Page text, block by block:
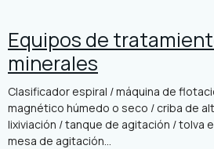
Equipos de
minerales
Clasificador espiral / máquina de
magnético húmedo o seco / criba de
lixiviación / tanque de agitación / tolva
mesa de agitación...